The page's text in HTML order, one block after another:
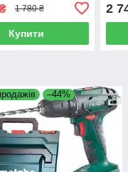
1 780 ₴
Купити
2
–44%